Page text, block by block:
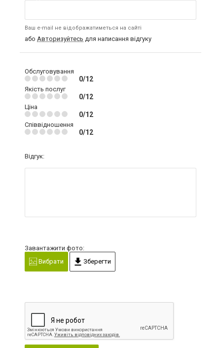
Ваш e-mail не відображатиметься на сайті
або Авторизуйтесь для написання відгуку
Обслуговування
0/12
Якість послуг
0/12
Ціна
0/12
Співвідношення
0/12
Відгук:
Завантажити фото:
Вибрати
Зберегти